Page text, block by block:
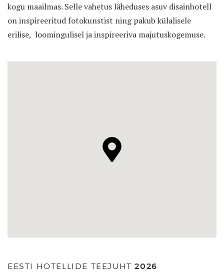
kogu maailmas. Selle vahetus läheduses asuv disainhotell
on inspireeritud fotokunstist ning pakub külalisele
erilise, loomingulisel ja inspireeriva majutuskogemuse.
EESTI HOTELLIDE TEEJUHT2026